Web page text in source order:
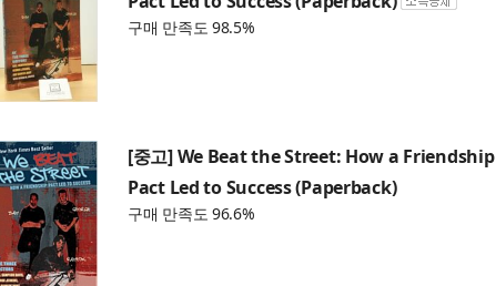
구매 만족도 98.5%
[중고] We Beat the Street: How a Friendship
Pact Led to Success (Paperback)
구매 만족도 96.6%